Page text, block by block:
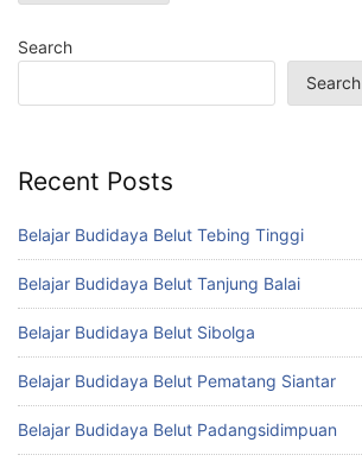
Search
Search
Recent Posts
Belajar Budidaya Belut Tebing Tinggi
Belajar Budidaya Belut Tanjung Balai
Belajar Budidaya Belut Sibolga
Belajar Budidaya Belut Pematang Siantar
Belajar Budidaya Belut Padangsidimpuan